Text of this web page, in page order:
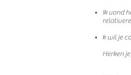
Ik vond
k wil je
Herken